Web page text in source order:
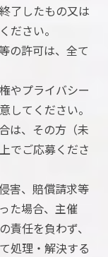
了したもの又は
ださい。
の許可は、全て
やプライバシー
してください。
は、その方（未
でご応募くださ
害、賠償請求等
た場合、主催
任を負わず、
処理・解決する